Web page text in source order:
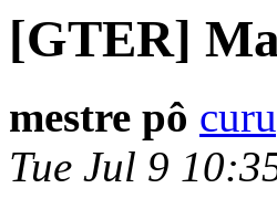
[GTER]
mestre pô
Tue Jul 9